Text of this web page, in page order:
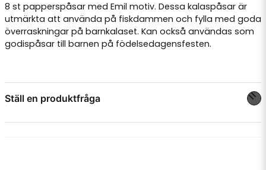
8 st papperspåsar med Emil motiv. Dessa kalaspåsar är
utmärkta att använda på fiskdammen och fylla med goda
överraskningar på barnkalaset. Kan också användas som
godispåsar till barnen på födelsedagensfesten.
Ställ en produktfråga